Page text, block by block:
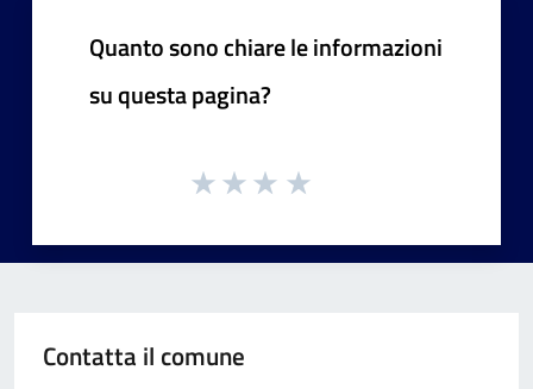
Quanto sono chiare le informazioni
su questa pagina?
Contatta il comune